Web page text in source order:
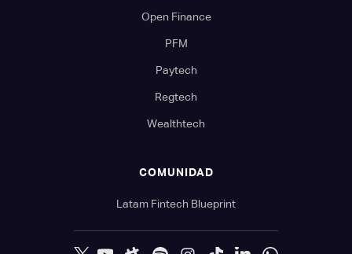
Open Finance
PFM
Paytech
Regtech
Wealthtech
COMUNIDAD
Latam Fintech Blueprint